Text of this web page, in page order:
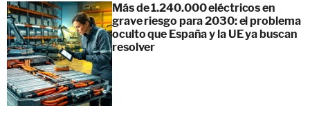
Más de 1.240.000 eléctricos en
grave riesgo para 2030: el problema
oculto que España y la UE ya buscan
resolver